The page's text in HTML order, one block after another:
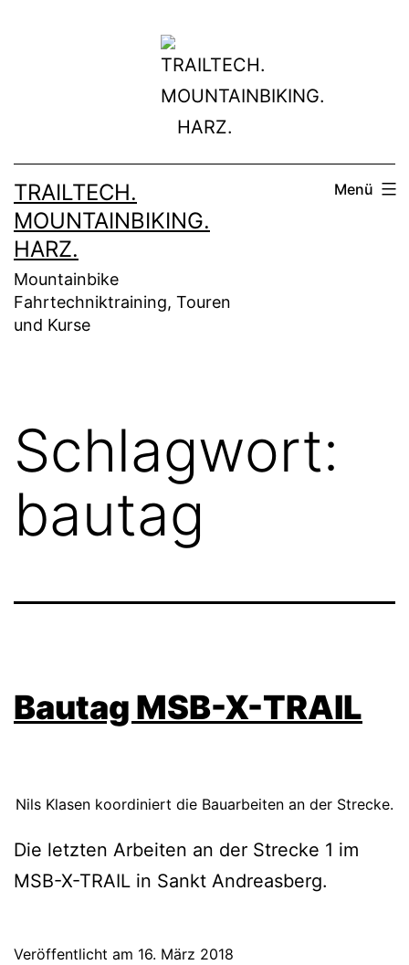
TRAILTECH.
MOUNTAINBIKING.
HARZ.
Mountainbike
Fahrtechniktraining, Touren
und Kurse
Menü
Schlagwort:
bautag
Bautag MSB-X-TRAIL
Nils Klasen koordiniert die Bauarbeiten an der Strecke.
Die letzten Arbeiten an der Strecke 1 im
MSB-X-TRAIL in Sankt Andreasberg.
Veröffentlicht am 16. März 2018